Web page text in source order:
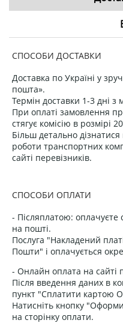
СПОСОБИ ДОСТАВКИ
Доставка по Україні у
пошта».
Термін доставки 1-3 дні
При оплаті замовлення
стягує комісію в розмірі
Більш детально
роботи транспортних
сайті перевізників.
СПОСОБИ ОПЛАТИ
- Післяплатою:
на пошті.
Послуга "Накладений
Пошти" і оплачується
- Онлайн оплата на сайті
Після введення даних в
пункт "Сплатити картою
Натисніть кнопку
на сторінку оплати.